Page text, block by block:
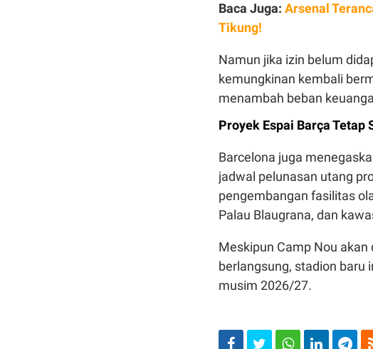
Baca Juga: Arsenal
Tikung!
Namun jika izin belum
kemungkinan kembali
menambah beban
Proyek Espai Barça Tetap
Barcelona juga
jadwal pelunasan utang
pengembangan fasilitas
Palau Blaugrana, dan
Meskipun Camp Nou
berlangsung, stadion baru
musim 2026/27.